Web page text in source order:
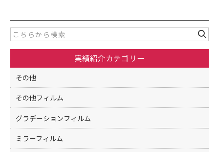
e
b
o
o
k
er
実績紹介カテゴリー
その他
その他フィルム
グラデーションフィルム
ミラーフィルム